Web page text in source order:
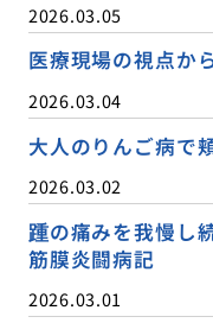
2026.03.05
医療現場の視点か
2026.03.04
大人のりんご病で
2026.03.02
踵の痛みを我慢し
筋膜炎闘病記
2026.03.01